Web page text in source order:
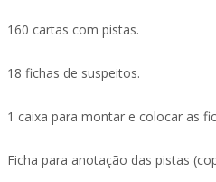
160 cartas com pistas.
18 fichas de suspeitos.
1 caixa para montar e colocar as
Ficha para anotação das pistas